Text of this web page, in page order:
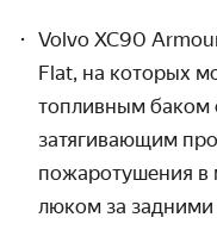
Volvo XC90
Flat, на которых
топливным баком
затягивающим
пожаротушения в
люком за